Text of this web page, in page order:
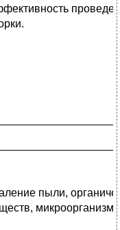
пыли,